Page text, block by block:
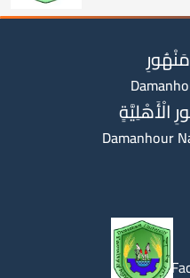
الْأَهْلِيَّةِِ
Damanhour